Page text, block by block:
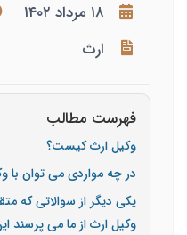
۱۸ مرداد ۱۴۰۲
ارث
فهرست مطالب
وکیل ارث کیست؟
در چه مواردی می توان با
یکی دیگر از سوالاتی که
وکیل ارث از ما می